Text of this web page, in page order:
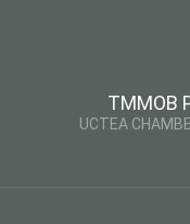
TMMOB
UCTEA